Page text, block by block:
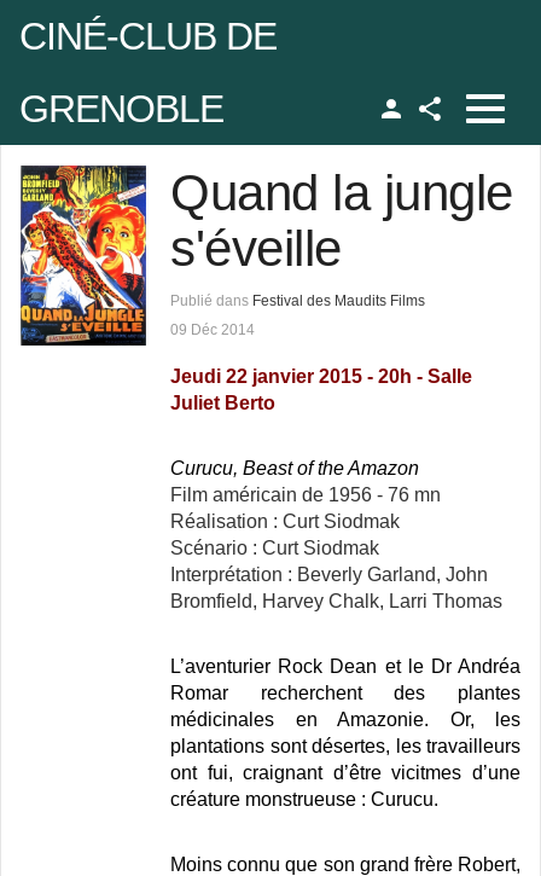
JUser::_load : impossible de charger l'utilisateur ayant l'ID 45
CINÉ-CLUB DE
GRENOBLE
Quand la jungle
s'éveille
Publié dans Festival des Maudits Films
09 Déc 2014
Jeudi 22 janvier 2015 - 20h - Salle
Juliet Berto
Curucu, Beast of the Amazon
Film américain de 1956 - 76 mn
Réalisation : Curt Siodmak
Scénario : Curt Siodmak
Interprétation : Beverly Garland, John
Bromfield, Harvey Chalk, Larri Thomas
L’aventurier Rock Dean et le Dr Andréa
Romar recherchent des plantes
médicinales en Amazonie. Or, les
plantations sont désertes, les travailleurs
ont fui, craignant d’être vicitmes d’une
créature monstrueuse : Curucu.
Moins connu que son grand frère Robert,
passe